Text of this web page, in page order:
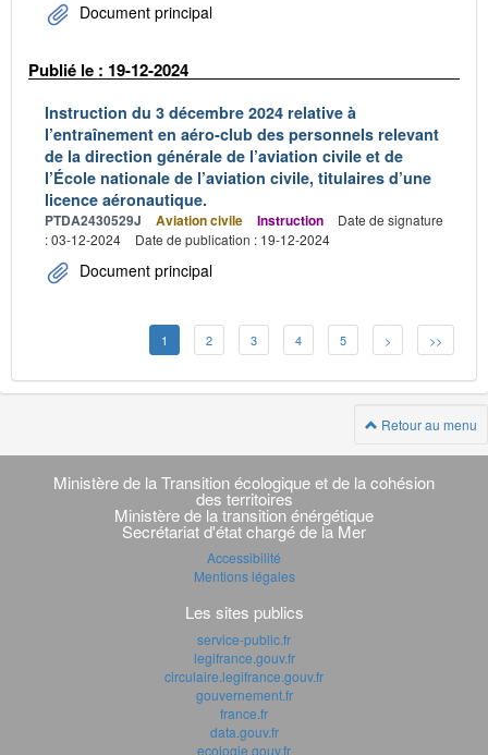
Document principal
Publié le : 19-12-2024
Instruction du 3 décembre 2024 relative à
l’entraînement en aéro-club des personnels relevant
de la direction générale de l’aviation civile et de
l’École nationale de l’aviation civile, titulaires d’une
licence aéronautique.
PTDA2430529J Aviation civile Instruction
Date de signature
: 03-12-2024
Date de publication : 19-12-2024
Document principal
1 2 3 4 5 > >>
Retour au menu
Navigation
transverse
Ministère de la Transition écologique et de la cohésion
des territoires
Ministère de la transition énérgétique
Secrétariat d'état chargé de la Mer
Accessibilité
Mentions légales
Les sites publics
service-public.fr
legifrance.gouv.fr
circulaire.legifrance.gouv.fr
gouvernement.fr
france.fr
data.gouv.fr
ecologie.gouv.fr